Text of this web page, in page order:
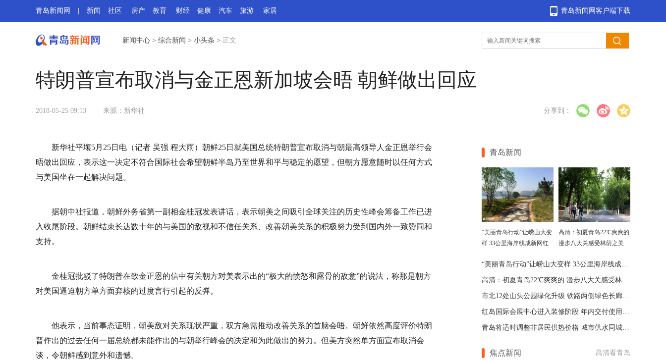
青岛新闻网客户端下载
青岛新闻网 新闻 社区 房产 教育 财经 健康 汽车 旅游 家居
新闻中心 > 综合新闻 > 小头条 > 正文
特朗普宣布取消与金正恩新加坡会晤 朝鲜做出回应
2018-05-25 09:13 来源： 新华社 分享到：
新华社平壤5月25日电（记者 吴强 程大雨）朝鲜25日就美国总统特朗普宣布取消与朝最高领导人金正恩举行会
晤做出回应，表示这一决定不符合国际社会希望朝鲜半岛乃至世界和平与稳定的愿望，但朝方愿意随时以任何方式
与美国坐在一起解决问题。
据朝中社报道，朝鲜外务省第一副相金桂冠发表讲话，表示朝美之间吸引全球关注的历史性峰会筹备工作已进
入收尾阶段。朝鲜结束长达数十年的与美国的敌视和不信任关系、改善朝美关系的积极努力受到国内外一致赞同和
支持。
金桂冠批驳了特朗普在致金正恩的信中有关朝方对美表示出的“极大的愤怒和露骨的敌意”的说法，称那是朝方
对美国逼迫朝方单方面弃核的过度言行引起的反弹。
他表示，当前事态证明，朝美敌对关系现状严重，双方急需推动改善关系的首脑会晤。朝鲜依然高度评价特朗
普作出的过去任何一届总统都未能作出的与朝举行峰会的决定和为此做出的努力。但美方突然单方面宣布取消会
谈，令朝鲜感到意外和遗憾。
青岛新闻
“美丽青岛行动”让崂山大变
样 33公里海岸线成新网红
高清：初夏青岛22℃爽爽的
漫步八大关感受林荫之美
“美丽青岛行动”让崂山大变样 33公里海岸线成新网红
高清：初夏青岛22℃爽爽的 漫步八大关感受林荫之美
市北12处山头公园绿化升级 铁路两侧绿色长廊完成施工
红岛国际会展中心进入装修阶段 年内交付使用(图)
青岛将适时调整非居民供热价格 城市供水同城同价
焦点新闻 高清看青岛